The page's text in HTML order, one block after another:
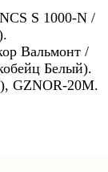
S 1000-N /
Вальмонт /
Белый).
GZNOR-20M.